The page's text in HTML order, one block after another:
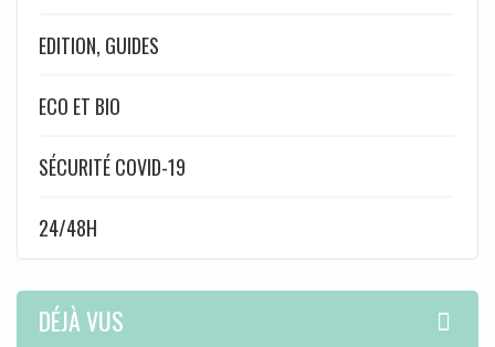
EDITION, GUIDES
ECO ET BIO
SÉCURITÉ COVID-19
24/48H
DÉJÀ VUS